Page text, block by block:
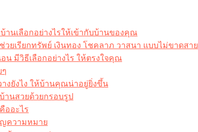
านเลือกอย่างไรให้เข้ากับบ้านของคุณ
ยเรียกทรัพย์ เงินทอง โชคลาภ วาสนา แบบไม่ขาดสาย
น มีวิธีเลือกอย่างไร ให้ตรงใจคุณ
งยังไง ให้บ้านคุณน่าอยู่ยิ่งขึ้น
านสวยด้วยกรอบรูป
ออะไร​
ความหมาย